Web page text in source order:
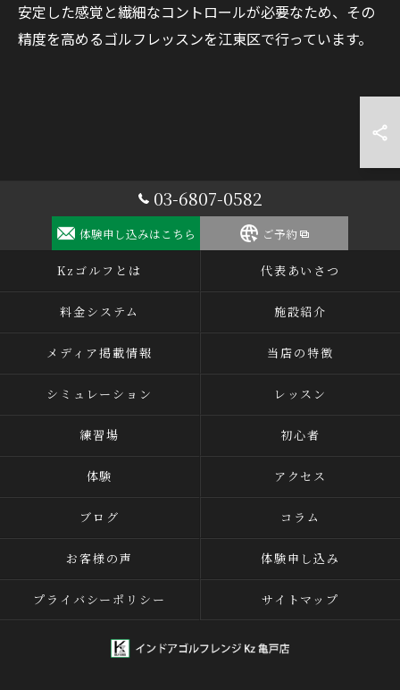
安定した感覚と繊細なコントロールが必要なため、その
精度を高めるゴルフレッスンを江東区で行っています。
03-6807-0582
体験申し込みはこちら ご予約
Kzゴルフとは 代表あいさつ
料金システム 施設紹介
メディア掲載情報 当店の特徴
シミュレーション レッスン
練習場 初心者
体験 アクセス
ブログ コラム
お客様の声 体験申し込み
プライバシーポリシー サイトマップ